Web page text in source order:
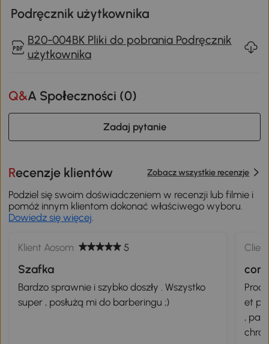
Podręcznik użytkownika
B20-004BK Pliki do pobrania Podręcznik
użytkownika
Q&A Społeczności (0)
Zadaj pytanie
Recenzje klientów Zobacz wszystkie recenzje
Podziel się swoim doświadczeniem w recenzji lub filmie i
pomóż innym klientom dokonać właściwego wyboru.
Dowiedz się więcej
Klient Aosom 5
Szafka
Bardzo sprawnie i szybko doszły . Wszystko
super , posłużą mi do barberingu ;)
et
, parfait Point négatif ,